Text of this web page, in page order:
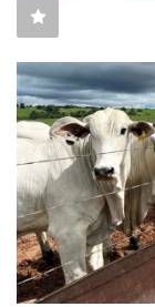
CONECTE-SE